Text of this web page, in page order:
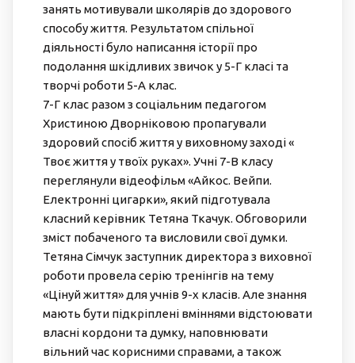
занять мотивували школярів до здорового
способу життя. Результатом спільної
діяльності було написання історії про
подолання шкідливих звичок у 5-Г класі та
творчі роботи 5-А клас.
7-Г клас разом з соціальним педагогом
Христиною Дворніковою пропагували
здоровий спосіб життя у виховному заході «
Твоє життя у твоїх руках». Учні 7-В класу
переглянули відеофільм «Айкос. Вейпи.
Електронні цигарки», який підготувала
класний керівник Тетяна Ткачук. Обговорили
зміст побаченого та висловили свої думки.
Тетяна Сімчук заступник директора з виховної
роботи провела серію тренінгів на тему
«Цінуй життя» для учнів 9-х класів. Але знання
мають бути підкріплені вміннями відстоювати
власні кордони та думку, наповнювати
вільний час корисними справами, а також